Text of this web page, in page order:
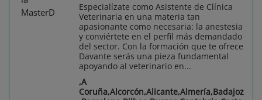
Especialízate como Asistente de Clínica
Veterinaria en una materia tan
apasionante como necesaria: la anestesia
y conviértete en el perfil más demandado
del sector. Con la formación que te ofrece
Davante serás una pieza fundamental
apoyando al veterinario en...
,A
Coruña,Alcorcón,Alicante,Almería,Badajoz